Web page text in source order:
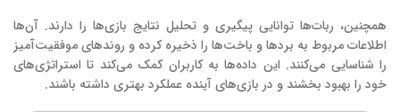
همچنین، ربات‌ها توانایی پیگیری و تحلیل نتایج بازی‌ها را دارند. آن‌ها
اطلاعات مربوط به بردها و باخت‌ها را ذخیره کرده و روندهای موفقیت‌آمیز
را شناسایی می‌کنند. این داده‌ها به کاربران کمک می‌کند تا استراتژی‌های
خود را بهبود بخشند و در بازی‌های آینده عملکرد بهتری داشته باشند.